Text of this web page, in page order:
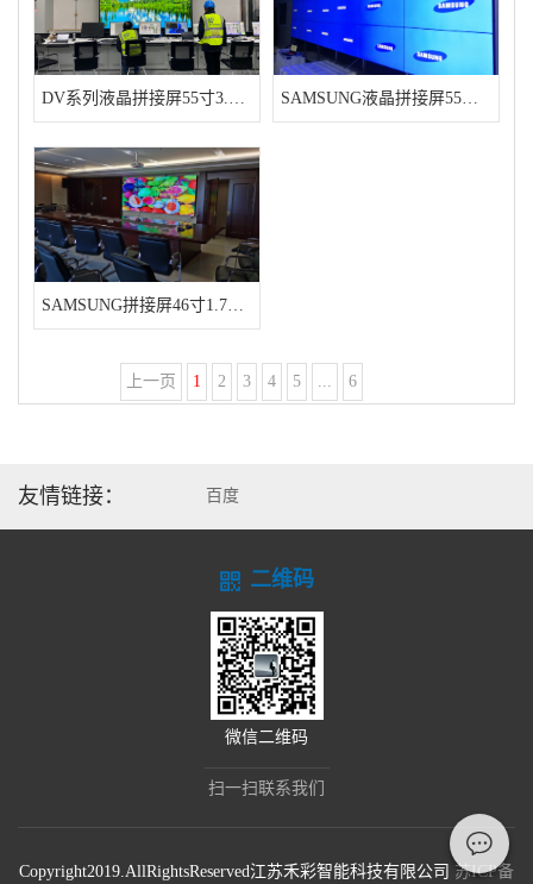
DV系列液晶拼接屏55寸3.5MM SAMSUNG液晶拼接屏55寸3.5MM
SAMSUNG拼接屏46寸1.7MM
上一页 1 2 3 4 5 ... 6
友情链接： 百度
二维码
微信二维码
扫一扫联系我们
Copyright2019.AllRightsReserved江苏禾彩智能科技有限公司 苏ICP备